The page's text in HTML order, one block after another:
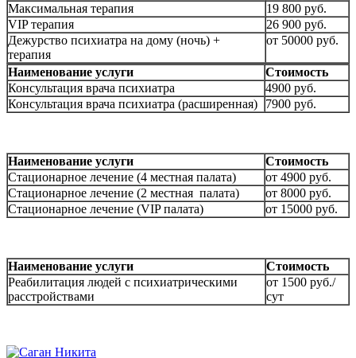
Максимальная терапия
19 800 руб.
VIP терапия
26 900 руб.
Дежурство психиатра на дому (ночь) +
терапия
от 50000 руб.
Наименование услуги
Стоимость
Консультация врача психиатра
4900 руб.
Консультация врача психиатра (расширенная)
7900 руб.
Наименование услуги
Стоимость
Стационарное лечение (4 местная палата)
от 4900 руб.
Стационарное лечение (2 местная палата)
от 8000 руб.
Стационарное лечение (VIP палата)
от 15000 руб.
Наименование услуги
Стоимость
Реабилитация людей с психиатрическими
расстройствами
от 1500 руб./
сут